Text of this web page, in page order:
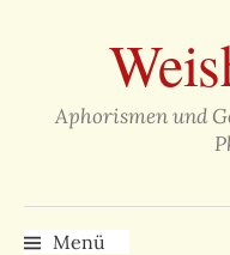
überspringen
Aphorismen und
Menü